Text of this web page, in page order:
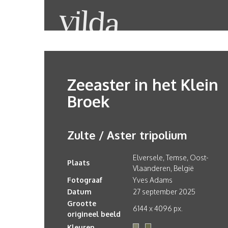
Zeeaster in het Klein
Broek
Zulte / Aster tripolium
Plaats
Elversele, Temse, Oost-
Vlaanderen, België
Fotograaf
Yves Adams
Datum
27 september 2025
Grootte
origineel beeld
6144 x 4096 px.